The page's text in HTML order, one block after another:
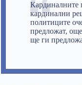
Кардиналните
кардинални
политиците
предложат,
ще ги